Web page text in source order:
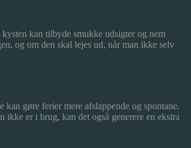
kan tilbyde smukke udsigter og nem
og om den skal lejes ud, når man ikke selv
gøre ferier mere afslappende og spontane.
er i brug, kan det også generere en ekstra